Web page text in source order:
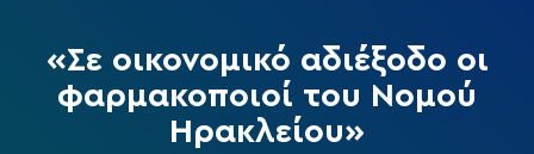
«Σε οικονομικό αδιέξοδο οι
φαρμακοποιοί του Νομού
Ηρακλείου»